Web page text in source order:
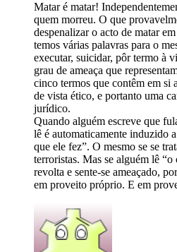
Matar é matar!
quem morreu. O que
despenalizar o acto de matar
temos várias palavras para o
executar, suicidar, pôr termo à
grau de ameaça que
cinco termos que contêm em si
de vista ético, e portanto uma
jurídico.
Quando alguém escreve que
lê é automaticamente induzido
que ele fez”. O mesmo se se
terroristas. Mas se alguém lê
revolta e sente-se ameaçado,
em proveito próprio. E em